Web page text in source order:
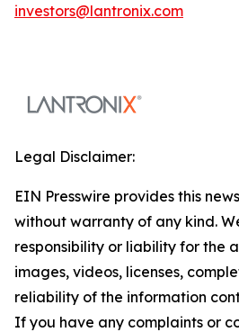
investors@lantronix.com
Legal Disclaimer:
EIN Presswire provides this
without warranty of any kind.
responsibility or liability for the
images, videos, licenses,
reliability of the information
If you have any complaints or